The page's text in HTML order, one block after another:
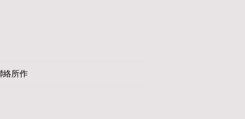
絡所作